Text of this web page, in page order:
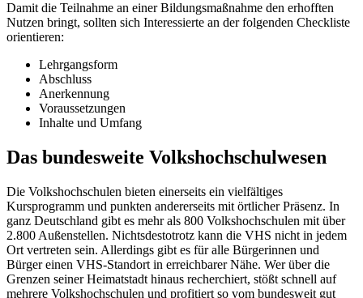
Damit die Teilnahme an einer Bildungsmaßnahme den erhofften
Nutzen bringt, sollten sich Interessierte an der folgenden Checkliste
orientieren:
Lehrgangsform
Abschluss
Anerkennung
Voraussetzungen
Inhalte und Umfang
Das bundesweite Volkshochschulwesen
Die Volkshochschulen bieten einerseits ein vielfältiges
Kursprogramm und punkten andererseits mit örtlicher Präsenz. In
ganz Deutschland gibt es mehr als 800 Volkshochschulen mit über
2.800 Außenstellen. Nichtsdestotrotz kann die VHS nicht in jedem
Ort vertreten sein. Allerdings gibt es für alle Bürgerinnen und
Bürger einen VHS-Standort in erreichbarer Nähe. Wer über die
Grenzen seiner Heimatstadt hinaus recherchiert, stößt schnell auf
mehrere Volkshochschulen und profitiert so vom bundesweit gut